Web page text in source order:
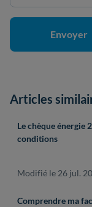
Articles
Le chèque énergie
conditions
Modifié le 26 jul.
Comprendre ma